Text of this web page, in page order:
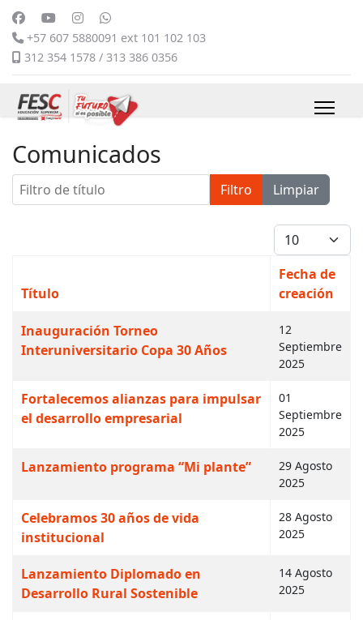
+57 607 5880091 ext 101 102 103
312 354 1578 / 313 386 0356
Comunicados
Filtro de título Filtro Limpiar
Cantidad
Título
Fecha de
creación
Inauguración Torneo
Interuniversitario Copa 30 Años
12
Septiembre
2025
Fortalecemos alianzas para impulsar
el desarrollo empresarial
01
Septiembre
2025
Lanzamiento programa “Mi plante”
29 Agosto
2025
Celebramos 30 años de vida
institucional
28 Agosto
2025
Lanzamiento Diplomado en
Desarrollo Rural Sostenible
14 Agosto
2025